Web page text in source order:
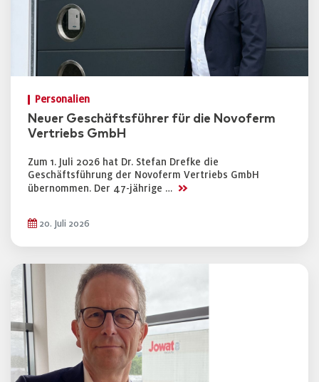
Personalien
Neuer Geschäftsführer für die Novoferm
Vertriebs GmbH
Zum 1. Juli 2026 hat Dr. Stefan Drefke die
Geschäftsführung der Novoferm Vertriebs GmbH
übernommen. Der 47-jährige … >>
20. Juli 2026